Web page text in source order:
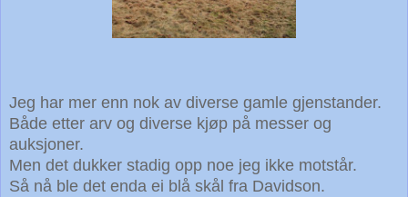
Jeg har mer enn nok av diverse gamle gjenstander.
Både etter arv og diverse kjøp på messer og
auksjoner.
Men det dukker stadig opp noe jeg ikke motstår.
Så nå ble det enda ei blå skål fra Davidson.